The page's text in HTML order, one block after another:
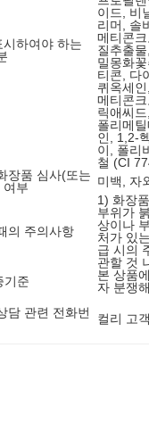
시하여야 하는
이드, 비
리머, 솔
메티콘
질추출
밀몽화
티콘, 다
퀴옥세
메티콘
릭애씨
폴리메
인, 1,2-
이, 폴리
철 (CI
장품 심사(또는
여부
미백, 자
의 주의사항
1) 화장
부위가
상이나
처가 있
급 시의
관할 것
기준
본 상품
자 분쟁
담 관련 전화번
컬리 고